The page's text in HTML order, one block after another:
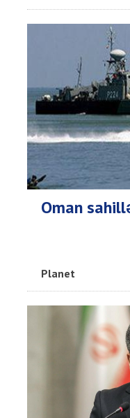
Oman
Planet